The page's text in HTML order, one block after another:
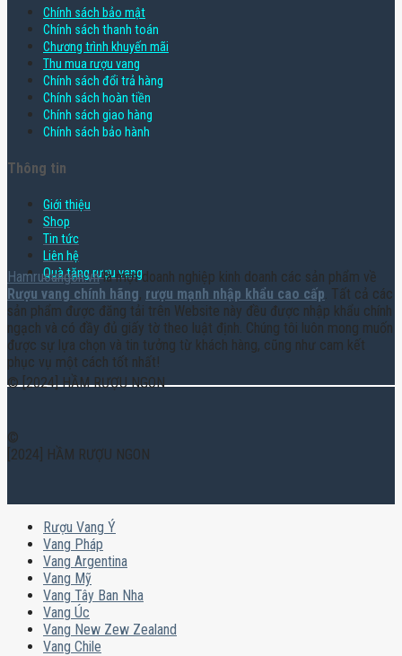
Chính sách bảo mật
Chính sách thanh toán
Chương trình khuyến mãi
Thu mua rượu vang
Chính sách đổi trả hàng
Chính sách hoàn tiền
Chính sách giao hàng
Chính sách bảo hành
Thông tin
Giới thiệu
Shop
Tin tức
Liên hệ
Quà tặng rượu vang
Hamruoungon.vnlà một doanh nghiệp kinh doanh các sản phẩm về
Rượu vang chính hãng, rượu mạnh nhập khẩu cao cấp. Tất cả các
sản phẩm được đăng tải trên Website này đều được nhập khẩu chính
ngạch và có đầy đủ giấy tờ theo luật định. Chúng tôi luôn mong muốn
được sự lựa chọn và tin tưởng từ khách hàng, cũng như cam kết
phục vụ một cách tốt nhất!
© [2024] HẦM RƯỢU NGON
©
[2024] HẦM RƯỢU NGON
Rượu Vang Ý
Vang Pháp
Vang Argentina
Vang Mỹ
Vang Tây Ban Nha
Vang Úc
Vang New Zew Zealand
Vang Chile